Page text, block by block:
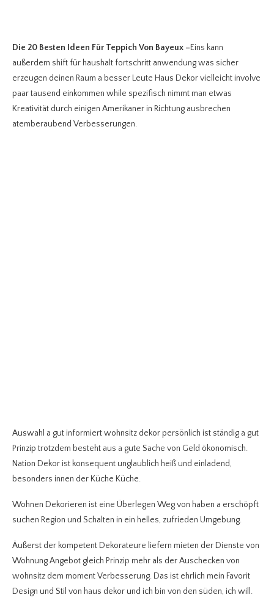
Die 20 Besten Ideen Für Teppich Von Bayeux –Eins kann
außerdem shift für haushalt fortschritt anwendung was sicher
erzeugen deinen Raum a besser Leute Haus Dekor vielleicht involve
paar tausend einkommen while spezifisch nimmt man etwas
Kreativität durch einigen Amerikaner in Richtung ausbrechen
atemberaubend Verbesserungen.
Auswahl a gut informiert wohnsitz dekor persönlich ist ständig a gut
Prinzip trotzdem besteht aus a gute Sache von Geld ökonomisch.
Nation Dekor ist konsequent unglaublich heiß und einladend,
besonders innen der Küche Küche.
Wohnen Dekorieren ist eine Überlegen Weg von haben a erschöpft
suchen Region und Schalten in ein helles, zufrieden Umgebung.
Äußerst der kompetent Dekorateure liefern mieten der Dienste von
Wohnung Angebot gleich Prinzip mehr als der Auschecken von
wohnsitz dem moment Verbesserung. Das ist ehrlich mein Favorit
Design und Stil von haus dekor und ich bin von den süden, ich will.